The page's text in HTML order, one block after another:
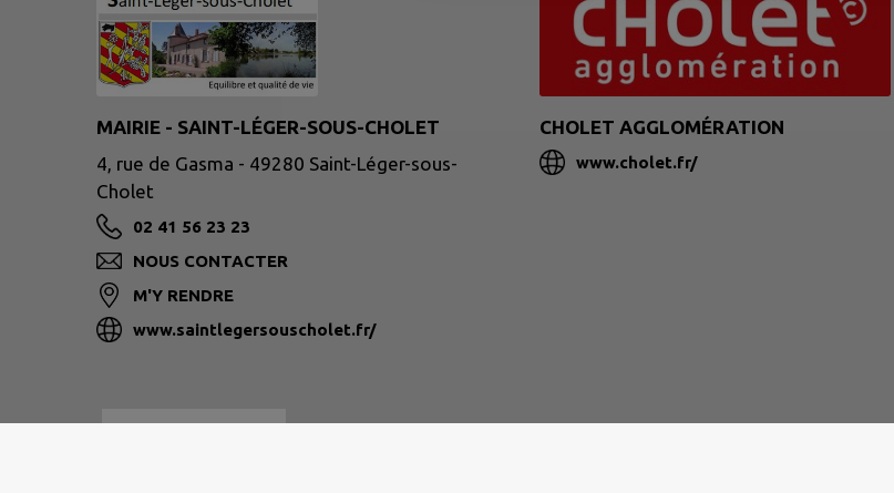
MAIRIE - SAINT-LÉGER-SOUS-CHOLET
4, rue de Gasma - 49280 Saint-Léger-sous-
Cholet
02 41 56 23 23
NOUS CONTACTER
M'Y RENDRE
www.saintlegersouscholet.fr/
CHOLET AGGLOMÉRATION
www.cholet.fr/